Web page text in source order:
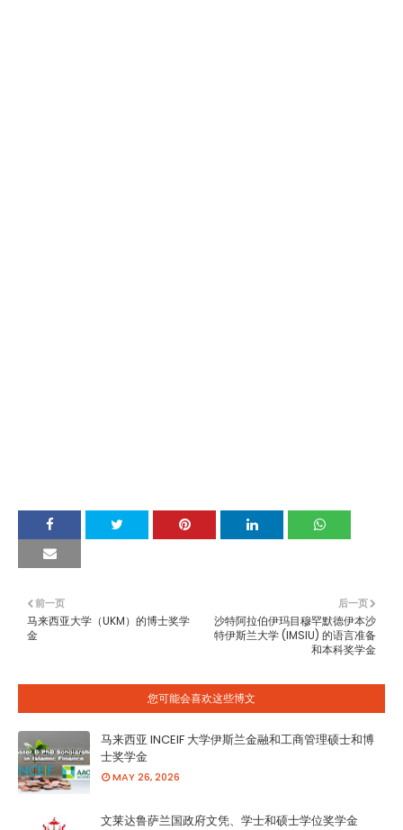
后一页
沙特阿拉伯伊玛目穆罕默德伊本沙
特伊斯兰大学 (IMSIU) 的语言准备
和本科奖学金
前一页
马来西亚大学（UKM）的博士奖学
金
您可能会喜欢这些博文
马来西亚 INCEIF 大学伊斯兰金融和工商管理硕士和博
士奖学金
MAY 26, 2026
文莱达鲁萨兰国政府文凭、学士和硕士学位奖学金